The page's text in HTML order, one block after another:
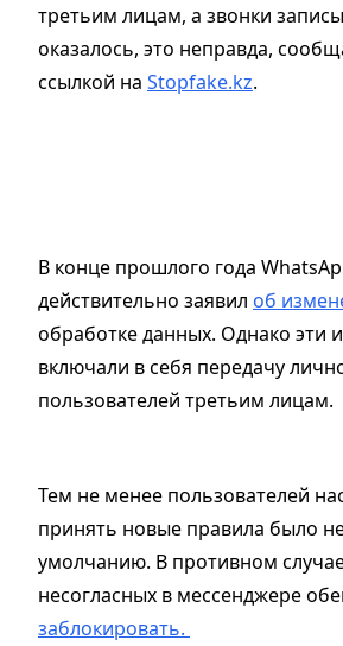
третьим лицам, а звонки
оказалось, это неправда,
ссылкой на Stopfake.kz.
В конце прошлого года
действительно заявил об
обработке данных. Однако эти
включали в себя передачу
пользователей третьим лицам.
Тем не менее пользователей
принять новые правила было
умолчанию. В противном
несогласных в мессенджере
заблокировать.